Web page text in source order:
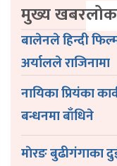
मुख्य खबर
बालेनले हिन्दी
अर्यालले राजिनामा
नायिका प्रियंका
बन्धनमा बाँधिने
माेरङ बुढीगंगाका दुई